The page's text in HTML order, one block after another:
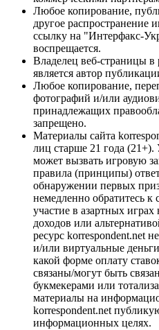
Любое копирование,
другое распространение
ссылку на "Интерфакс-
воспрещается.
Владелец веб-страницы в
является автор
Любое копирование,
фотографий и/или
принадлежащих
запрещено.
Материалы сайта
лиц старше 21 года (21+).
может вызвать игровую
правила (принципы)
обнаружении первых
немедленно обратитесь
участие в азартных
доходов или
ресурс korrespondent.net
и/или виртуальные
какой форме оплату
связаны/могут быть
букмекерами или
материалы на
korrespondent.net
информационных целях.